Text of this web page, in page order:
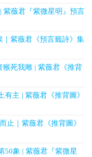
紫薇君『紫微星明』預言
｜紫薇君《預言籤詩》集
死我雕 | 紫薇君《推背
主 | 紫薇君《推背圖》
止｜紫薇君《推背圖》
50象 | 紫薇君『紫微星